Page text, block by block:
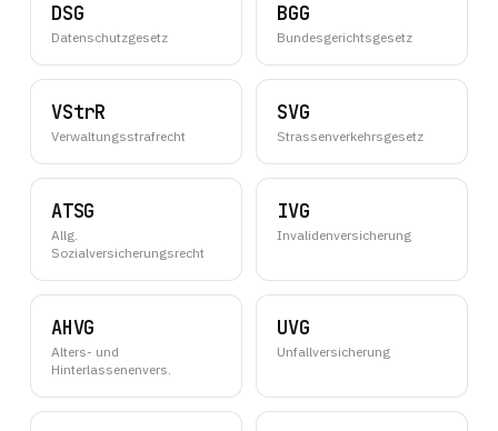
DSG
Datenschutzgesetz
BGG
Bundesgerichtsgesetz
VStrR
Verwaltungsstrafrecht
SVG
Strassenverkehrsgesetz
ATSG
Allg.
Sozialversicherungsrecht
IVG
Invalidenversicherung
AHVG
Alters- und
Hinterlassenenvers.
UVG
Unfallversicherung